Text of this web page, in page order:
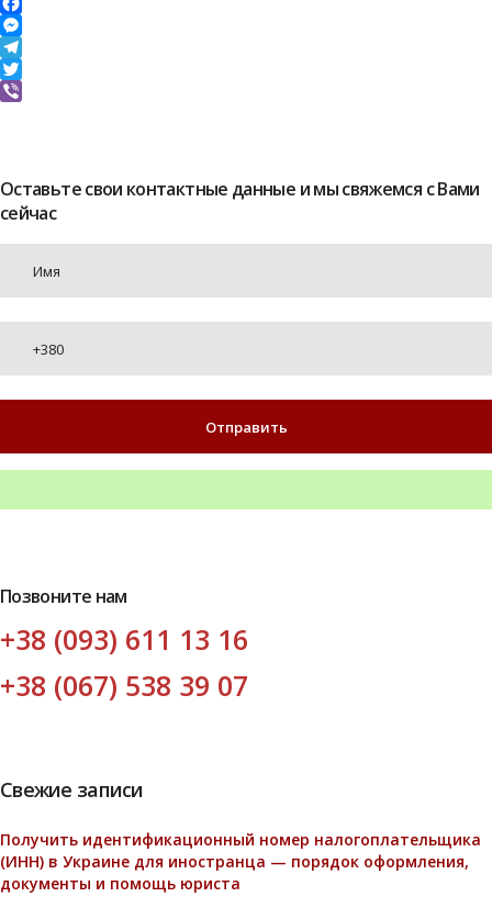
Facebook
Messenger
Telegram
Twitter
Оставьте свои контактные данные и мы свяжемся с Вами
сейчас
Позвоните нам
+38 (093) 611 13 16
+38 (067) 538 39 07
Свежие записи
Получить идентификационный номер налогоплательщика
(ИНН) в Украине для иностранца — порядок оформления,
документы и помощь юриста